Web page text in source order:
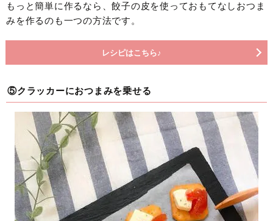
もっと簡単に作るなら、餃子の皮を使っておもてなしおつま
みを作るのも一つの方法です。
レシピはこちら♪
⑤クラッカーにおつまみを乗せる